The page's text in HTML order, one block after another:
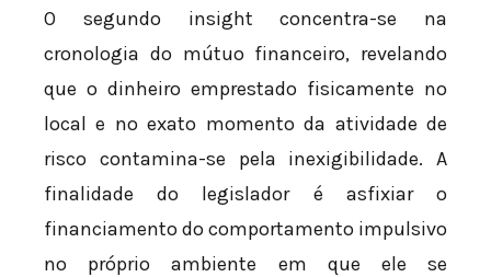
O segundo insight concentra-se na
cronologia do mútuo financeiro, revelando
que o dinheiro emprestado fisicamente no
local e no exato momento da atividade de
risco contamina-se pela inexigibilidade. A
finalidade do legislador é asfixiar o
financiamento do comportamento impulsivo
no próprio ambiente em que ele se